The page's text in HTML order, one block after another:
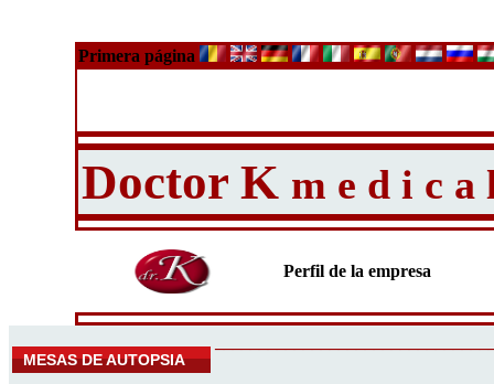
Primera página
Doctor K m e d i c a
Perfil de la empresa
MESAS DE AUTOPSIA